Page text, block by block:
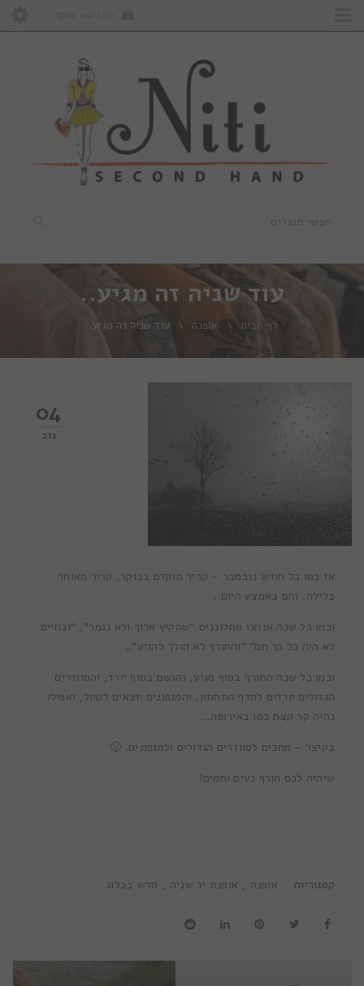
עוד שניה זה מגיע..
דף הבית \ אופנה \ עוד שניה זה מגיע..
04
נוב
אז כמו כל חודש נובמבר – קריר מוקדם בבוקר, קריר מאוחר
בלילה, וחם באמצע היום..
וכמו כל שנה אנחנו מתלוננים “שהקיץ ארוך ולא נגמר”, “ובחיים
לא היה כל כך חם” “והחורף לא הולך להגיע”..
וכמו כל שנה החורף בסוף מגיע, והגשם בסוף יורד, והסוודרים
הגדולים יורדים למדף התחתון, והמגפונים יוצאים לטיול, ואפילו
נהיה קר קצת כמו באירופה…
בקיצר – מחכים לסוודרים הגדולים ולמגפונים. 🙂
שיהיה לכם חורף נעים וחמים!
קטגוריות אופנה , אופנת יד שניה , חדש בבלוג